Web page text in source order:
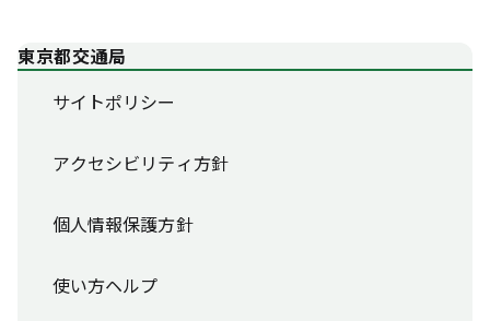
東京都交通局
サイトポリシー
アクセシビリティ方針
個人情報保護方針
使い方ヘルプ